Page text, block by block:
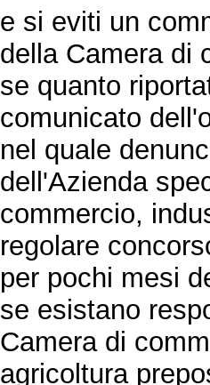
e si eviti un
della Camera di
se quanto
comunicato
nel quale
dell'Azienda
commercio,
regolare
per pochi mesi
se esistano
Camera di
agricoltura